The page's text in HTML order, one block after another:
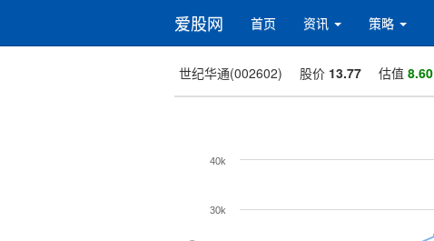
爱股网 首页 资讯 策略
世纪华通(002602) 股价 13.77 估值 8.60
30k
40k